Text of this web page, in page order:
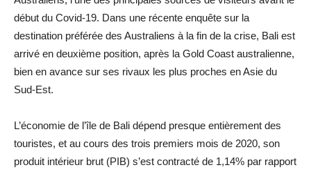
début du Covid-19. Dans une récente enquête sur la
destination préférée des Australiens à la fin de la crise, Bali est
arrivé en deuxième position, après la Gold Coast australienne,
bien en avance sur ses rivaux les plus proches en Asie du
Sud-Est.
L’économie de l’île de Bali dépend presque entièrement des
touristes, et au cours des trois premiers mois de 2020, son
produit intérieur brut (PIB) s’est contracté de 1,14% par rapport